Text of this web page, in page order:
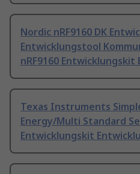
Nordic nRF9160 DK
Entwicklungstool
nRF9160
Texas Instruments
Energy/Multi Standard
Entwicklungskit